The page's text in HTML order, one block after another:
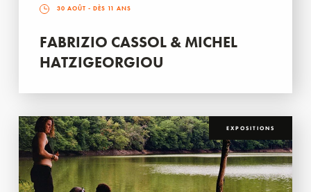
30 AOÛT - DÈS 11 ANS
FABRIZIO CASSOL & MICHEL
HATZIGEORGIOU
EXPOSITIONS